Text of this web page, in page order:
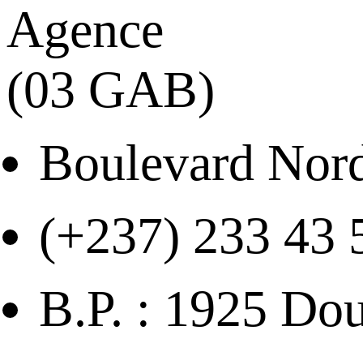
Agence
(03 GAB)
Boulevard
(+237) 233 43
B.P. : 1925